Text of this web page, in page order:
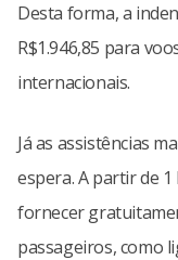
Desta forma, a
R$1.946,85 para
internacionais.
Já as assistências
espera. A partir de
fornecer
passageiros, como